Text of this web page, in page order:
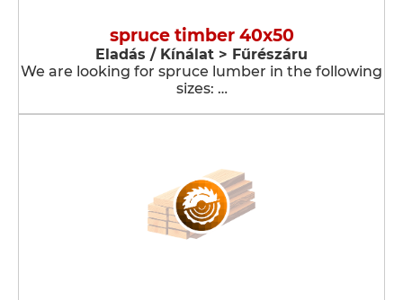
spruce timber 40x50
Eladás / Kínálat > Fűrészáru
We are looking for spruce lumber in the following
sizes: …